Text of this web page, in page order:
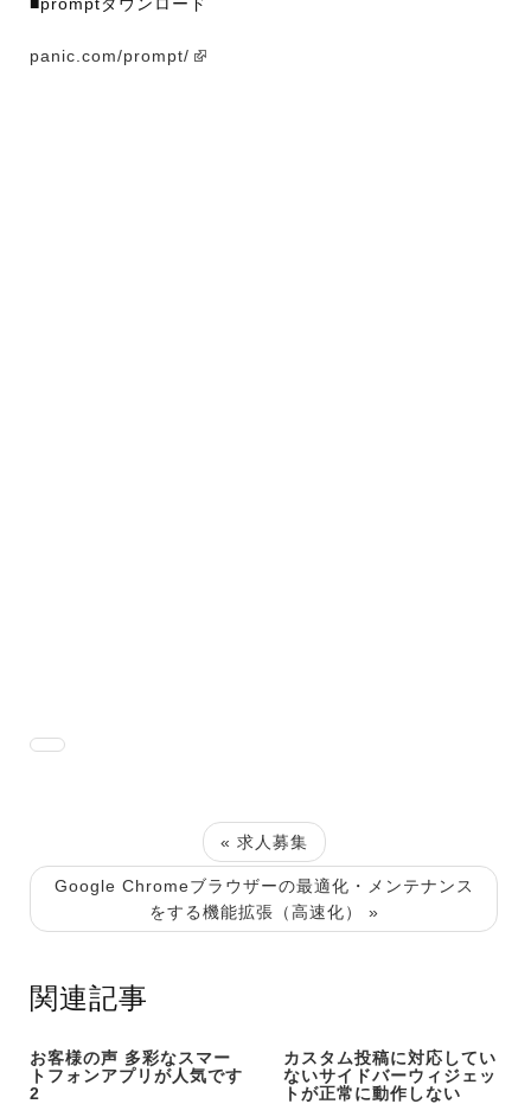
panic.com/prompt/
« 求人募集
Google Chromeブラウザーの最適化・メンテナンス
をする機能拡張（高速化） »
関連記事
お客様の声 多彩なスマー
トフォンアプリが人気です
2
カスタム投稿に対応してい
ないサイドバーウィジェッ
トが正常に動作しない